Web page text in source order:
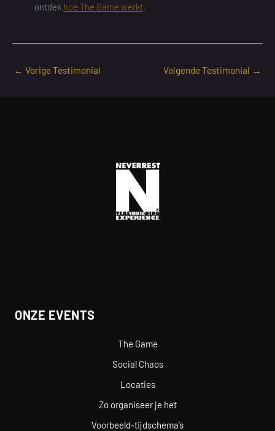
ontdek hoe The Game werkt.
← Vorige Testimonial Volgende Testimonial →
ONZE EVENTS
The Game
Social Chaos
Locaties
Zo organiseer je het
Voorbeeld-tijdschema’s